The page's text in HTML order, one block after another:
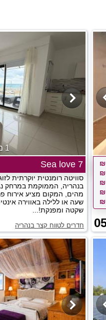
1 מתוך 5
Sea love 7
סוויטה רומנטית יוקרתית
בנהריה, הממוקמת במרחק
מהים, המקום מציע אירוח
שעה או ללילה באווירה
שקטה ומפנקת!...
חדרים לטווח קצר בנהריה